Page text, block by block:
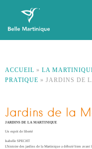
ACCUEIL » LA
PRATIQUE » JARDINS DE
Jardins de la
JARDINS DE LA MARTINIQUE
Un esprit de liberté
Isabelle SPECHT
L’histoire des jardins de la Martinique a débuté bien avant